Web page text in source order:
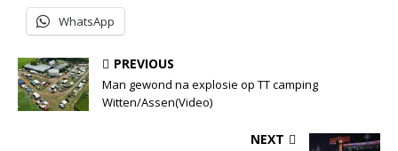
WhatsApp
PREVIOUS
Man gewond na explosie op TT camping
Witten/Assen(Video)
NEXT